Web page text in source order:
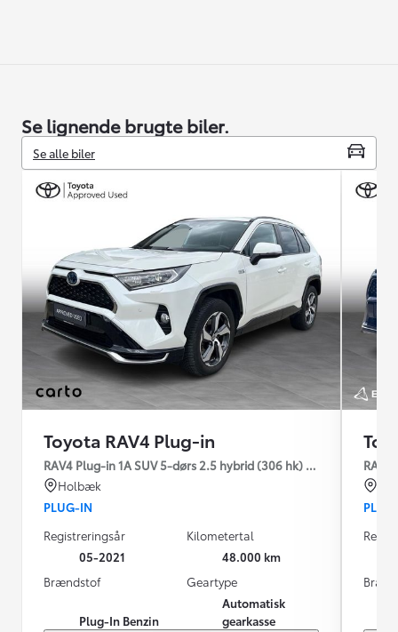
Se lignende brugte biler.
Se alle biler
Toyota RAV4 Plug-in
RAV4 Plug-in 1A SUV 5-dørs 2.5 hybrid (306 hk) aut. gear AWD-
Holbæk
PLUG-IN
Registreringsår
05-2021
Kilometertal
48.000 km
Brændstof
Plug-In Benzin
Geartype
Automatisk
gearkasse